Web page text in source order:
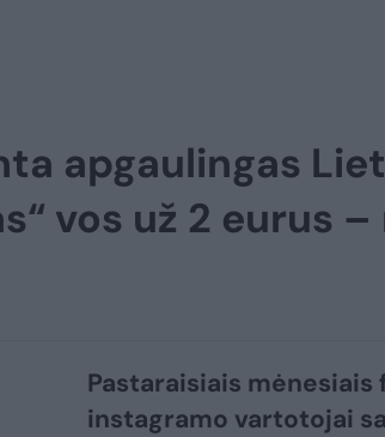
apgaulingas
vos už 2 eurus
Pastaraisiais mėnesiais
instagramo vartotojai